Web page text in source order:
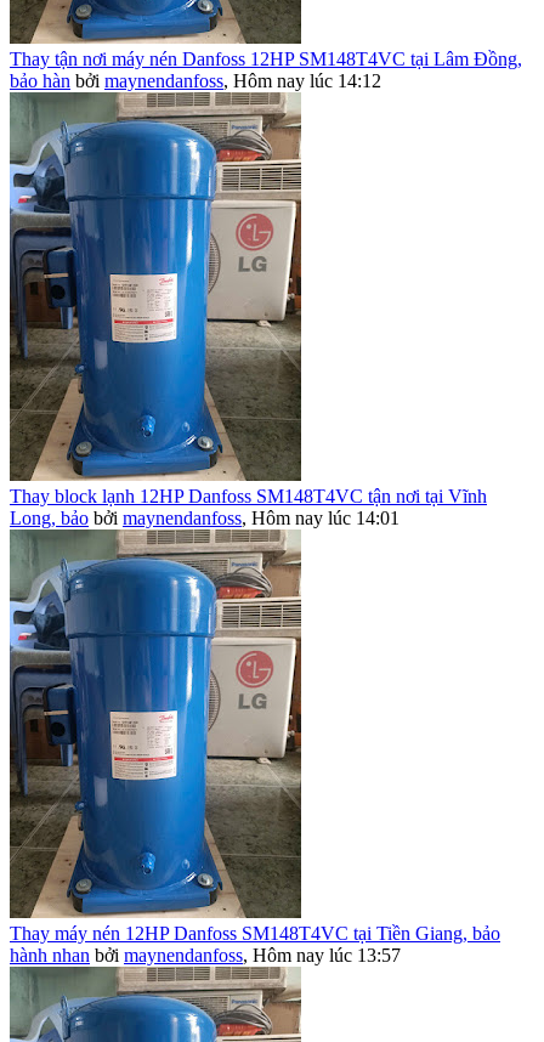
Thay tận nơi máy nén Danfoss 12HP SM148T4VC tại Lâm Đồng,
bảo hàn bởi maynendanfoss, Hôm nay lúc 14:12
Thay block lạnh 12HP Danfoss SM148T4VC tận nơi tại Vĩnh
Long, bảo bởi maynendanfoss, Hôm nay lúc 14:01
Thay máy nén 12HP Danfoss SM148T4VC tại Tiền Giang, bảo
hành nhan bởi maynendanfoss, Hôm nay lúc 13:57